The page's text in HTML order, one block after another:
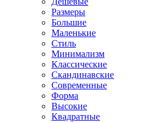
Размеры
Большие
Маленькие
Стиль
Минимализм
Классические
Скандинавские
Современные
Форма
Высокие
Квадратные